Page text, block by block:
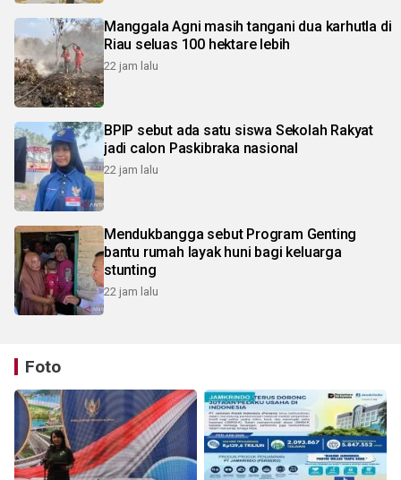
Manggala Agni masih tangani dua karhutla di
Riau seluas 100 hektare lebih
22 jam lalu
BPIP sebut ada satu siswa Sekolah Rakyat
jadi calon Paskibraka nasional
22 jam lalu
Mendukbangga sebut Program Genting
bantu rumah layak huni bagi keluarga
stunting
22 jam lalu
Foto